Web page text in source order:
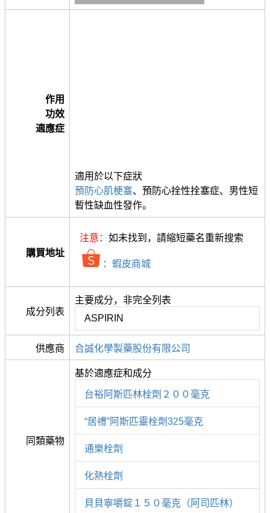
作用
功效
適應症
適用於以下症狀
預防心肌梗塞、預防心拴性拴塞症、男性短
暫性缺血性發作。
購買地址
注意： 如未找到，請縮短藥名重新搜索
：蝦皮商城
成分列表
主要成分，非完全列表
ASPIRIN
供應商 合誠化學製藥股份有限公司
同類藥物
基於適應症和成分
台裕阿斯匹林栓劑２００毫克
“居禮”阿斯匹靈栓劑325毫克
通樂栓劑
化熱栓劑
貝貝寧嚼錠１５０毫克（阿司匹林）